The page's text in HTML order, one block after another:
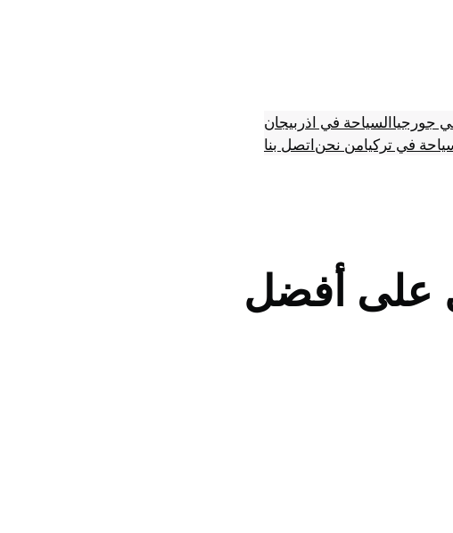
جورجياالسياحة في اذربيجان
في تركيامن نحناتصل بنا
على أفضل